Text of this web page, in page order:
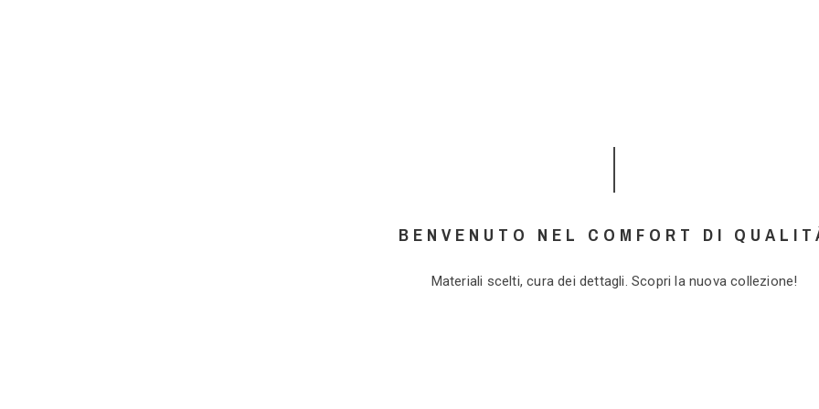
BENVENUTO NEL COMFORT DI
Materiali scelti, cura dei dettagli. Scopri la nuova collezione!